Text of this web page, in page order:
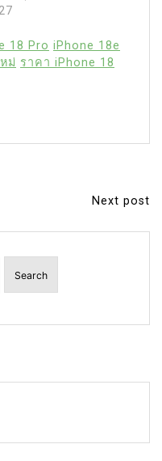
18 Pro iPhone 18e
ม่ ราคา iPhone 18
Next post